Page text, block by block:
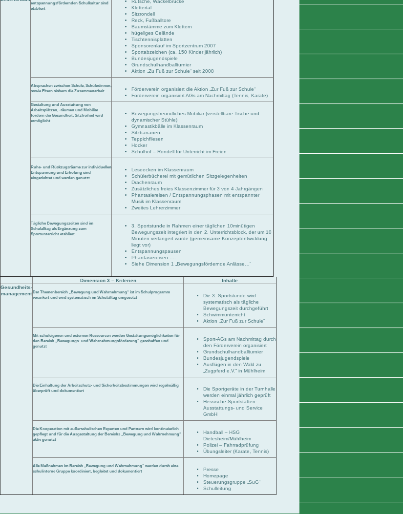
entspannungsfördernden Schulkultur sind
etabliert
Rutsche, Wackelbrücke
Klettertal
Sitzrondell
Reck, Fußballtore
Baumstämme zum Klettern
hügeliges Gelände
Tischtennisplatten
Sponsorenlauf im Sportzentrum 2007
Sportabzeichen (ca. 150 Kinder jährlich)
Bundesjugendspiele
Grundschulhandballturnier
Aktion „Zu Fuß zur Schule“ seit 2008
Absprachen zwischen Schule, Schüler/innen,
sowie Eltern sichern die Zusammenarbeit
Förderverein organisiert die Aktion „Zur Fuß zur Schule“
Förderverein organisiert AGs am Nachmittag (Tennis, Karate)
Gestaltung und Ausstattung von
Arbeitsplätzen, -räumen und Mobiliar
fördern die Gesundheit, Sitzfreiheit wird
ermöglicht
Bewegungsfreundliches Mobiliar (verstellbare Tische und
dynamischer Stühle)
Gymnastikbälle im Klassenraum
Sitzbananen
Teppichfliesen
Hocker
Schulhof – Rondell für Unterricht im Freien
Ruhe- und Rückzugsräume zur individuellen
Entspannung und Erholung sind
eingerichtet und werden genutzt
Leseecken im Klassenraum
Schülerbücherei mit gemütlichen Sitzgelegenheiten
Drachenraum
Zusätzliches freies Klassenzimmer für 3 von 4 Jahrgängen
Phantasiereisen / Entspannungsphasen mit entspannter
Musik im Klassenraum
Zweites Lehrerzimmer
Tägliche Bewegungszeiten sind im
Schulalltag als Ergänzung zum
Sportunterricht etabliert
3. Sportstunde in Rahmen einer täglichen 10minütigen
Bewegungszeit integriert in den 2. Unterrichtsblock, der um 10
Minuten verlängert wurde (gemeinsame Konzeptentwicklung
liegt vor)
Entspannungspausen
Phantasiereisen ….
Siehe Dimension 1 „Bewegungsfördernde Anlässe…“
Dimension 3 – Kriterien
Inhalte
Gesundheits-
management Der Themenbereich „Bewegung und Wahrnehmung“ ist im Schulprogramm
verankert und wird systematisch im Schulalltag umgesetzt
Die 3. Sportstunde wird
systematisch als tägliche
Bewegungszeit durchgeführt
Schwimmunterricht
Aktion „Zur Fuß zur Schule“
Mit schuleigenen und externen Ressourcen werden Gestaltungsmöglichkeiten für
den Bereich „Bewegungs- und Wahrnehmungsförderung“ geschaffen und
genutzt
Sport-AGs am Nachmittag durch
den Förderverein organisiert
Grundschulhandballturnier
Bundesjugendspiele
Ausflügen in den Wald zu
„Zugpferd e.V.“ in Mühlheim
Die Einhaltung der Arbeitschutz- und Sicherheitsbestimmungen wird regelmäßig
überprüft und dokumentiert
Die Sportgeräte in der Turnhalle
werden einmal jährlich geprüft
Hessische Sportstätten-
Ausstattungs- und Service
GmbH
Die Kooperation mit außerschulischen Experten und Partnern wird kontinuierlich
gepflegt und für die Ausgestaltung der Bereichs „Bewegung und Wahrnehmung“
aktiv genutzt
Handball – HSG
Dietesheim/Mühlheim
Polizei – Fahrradprüfung
Übungsleiter (Karate, Tennis)
Alle Maßnahmen im Bereich „Bewegung und Wahrnehmung“ werden durch eine
schulinterne Gruppe koordiniert, begleitet und dokumentiert
Presse
Homepage
Steuerungsgruppe „SuG“
Schulleitung